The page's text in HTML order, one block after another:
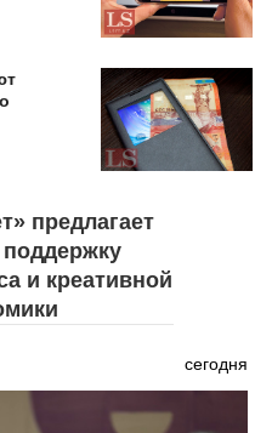
предлагает
и креативной
сегодня